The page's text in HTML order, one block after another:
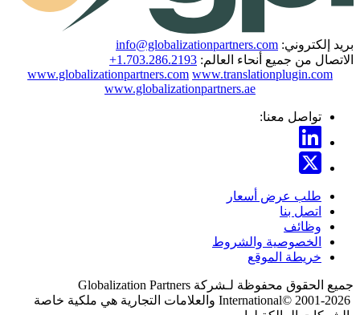
info@globalizationpartners.com
من جميع أنحاء العالم: +1.703.286.2193
www.globalizationpartners.com
www.globalizationpartners.ae
تواصل معنا:
طلب عرض أسعار
اتصل بنا
وظائف
الخصوصية والشروط
خريطة الموقع
الحقوق محفوظة لـشركةGlobalization Partners
International©والعلامات التجارية هي ملكية خاصة